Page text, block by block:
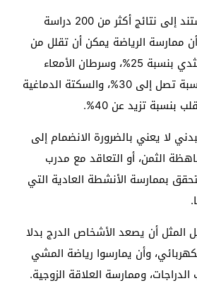
وأضاف التقرير، الذى استند إلى نتائج أكثر من 200 دراسة
ممارسة الرياضة يمكن أن تقلل من
خطر الإصابة بسرطان الثدي بنسبة 25%، وسرطان الأمعاء
بنسبة 45%، والخرف بنسبة تصل إلى 30%، والسكتة الدماغية
لا يعني بالضرورة الانضمام إلى
الثمن، أو التعاقد مع مدرب
بممارسة الأنشطة العادية التي
المثل أن يصعد الأشخاص الدرج بدلا
وأن يمارسوا رياضة المشي
وممارسة العلاقة الزوجية.